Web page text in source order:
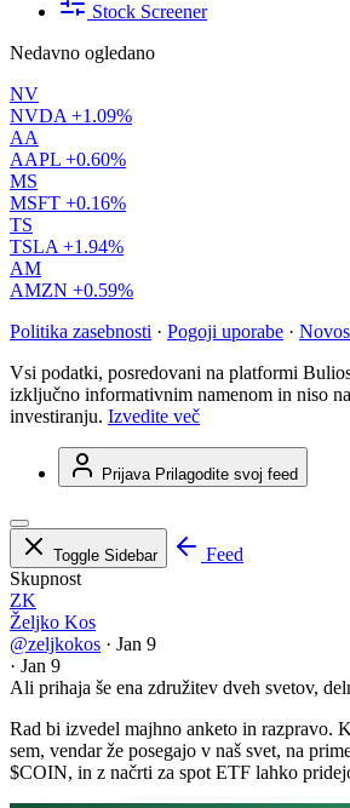
Stock Screener
Nedavno ogledano
NV
NVDA +1.09%
AA
AAPL +0.60%
MS
MSFT +0.16%
TS
TSLA +1.94%
AM
AMZN +0.59%
Politika zasebnosti · Pogoji uporabe ·
Vsi podatki, posredovani na platformi
izključno informativnim namenom in niso
investiranju. Izvedite več
Prijava Prilagodite svoj feed
Toggle Sidebar
Feed
Skupnost
ZK
Željko Kos
@zeljkokos · Jan 9
· Jan 9
Ali prihaja še ena združitev dveh svetov,
Rad bi izvedel majhno anketo in razpravo.
sem, vendar že posegajo v naš svet, na
$COIN, in z načrti za spot ETF lahko